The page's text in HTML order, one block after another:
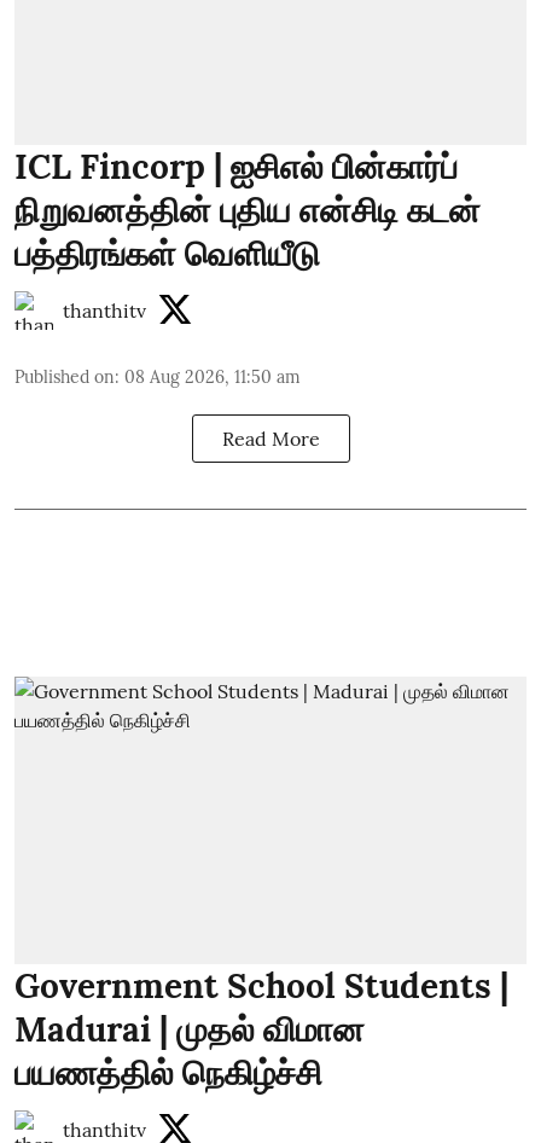
ICL Fincorp | ஐசிஎல் பின்கார்ப்
நிறுவனத்தின் புதிய என்சிடி கடன்
பத்திரங்கள் வெளியீடு
thanthitv
Published on: 08 Aug 2026, 11:50 am
Read More
Government School Students |
Madurai | முதல் விமான
பயணத்தில் நெகிழ்ச்சி
thanthitv